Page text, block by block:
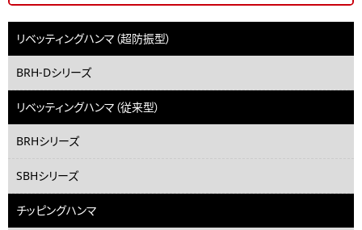
リベッティングハンマ（超防振型）
BRH-Dシリーズ
リベッティングハンマ（従来型）
BRHシリーズ
SBHシリーズ
チッピングハンマ